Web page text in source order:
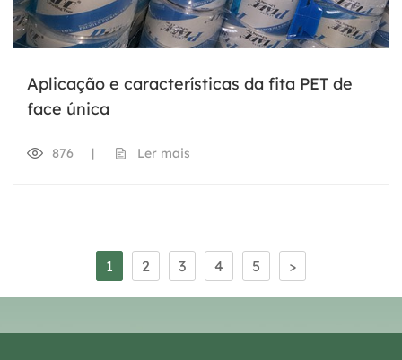
Aplicação e características da fita PET de
face única
876 | Ler mais
1 2 3 4 5 >